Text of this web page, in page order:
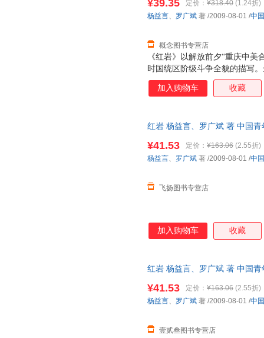
的英雄形象，光彩照人，感人
色，既揭示了他们的反动本质
《红岩》以解放前夕“重庆中
时国统区阶级斗争全貌的描写
争、重庆城内的学生运动和地
的社会背景，形成纷繁的斗争
度和深度再现了国民党统治行
的英雄形象，光彩照人，感人
色，既揭示了他们的反动本质
¥39.35 定价： ¥318.40 (1.24折)
概念图书专营店
杨益言、 罗广斌 著 /2009-08-01 /中
加入购物车 收藏
红岩 杨益言、罗广斌 著 中国
¥41.53 定价： ¥163.06 (2.55折)
飞扬图书专营店
杨益言、 罗广斌 著 /2009-08-01 /中
加入购物车 收藏
红岩 杨益言、罗广斌 著 中国
¥41.53 定价： ¥163.06 (2.55折)
壹贰叁图书专营店
杨益言、 罗广斌 著 /2009-08-01 /中